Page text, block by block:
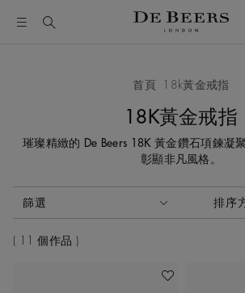
首頁 18k黃金戒指
18K黃金戒指
璀璨精緻的 De Beers 18K 黃金鑽石項鍊凝
彰顯非凡風格。
篩選 排序
排序方
11 個作品
加入喜愛清單